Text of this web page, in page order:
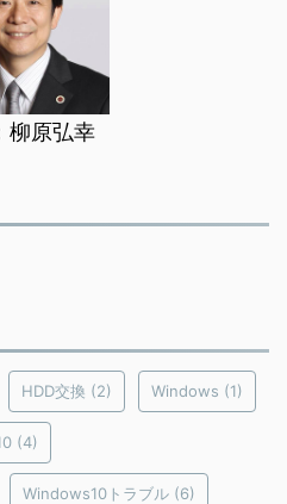
柳原弘幸
HDD交換 (2) Windows (1)
(4)
Windows10トラブル (6)